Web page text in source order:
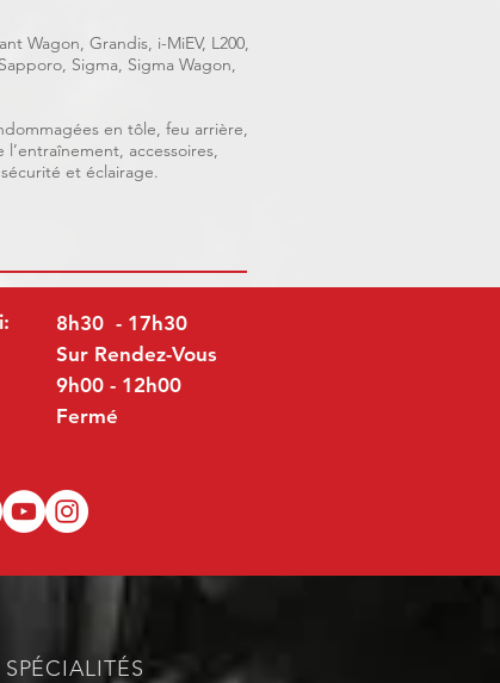
Wagon, Grandis, i-MiEV, L200,
Sigma, Sigma Wagon,
en tôle, feu arrière,
accessoires,
et éclairage.
8h30 - 17h30
Sur Rendez-Vous
9h00 - 12h00
Fermé